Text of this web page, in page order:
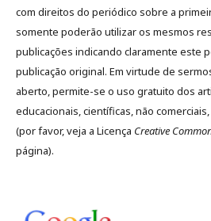
com direitos do periódico sobre a
somente poderão utilizar os mesmos
publicações indicando claramente este
publicação original. Em virtude de
aberto, permite-se o uso gratuito dos
educacionais, científicas, não
(por favor, veja a Licença Creative
página).